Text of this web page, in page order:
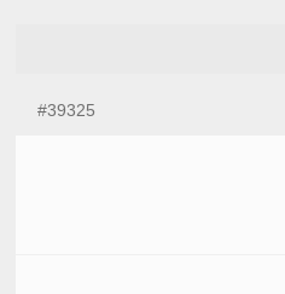
#39325